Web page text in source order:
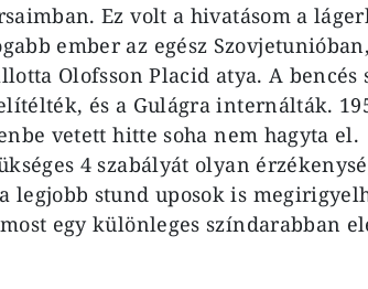
Ez volt a hivatásom a
ember az egész
Olofsson Placid atya. A bencés
és a Gulágra internálták.
vetett hitte soha nem hagyta el.
4 szabályát olyan
legjobb stund uposok is
egy különleges színdarabban